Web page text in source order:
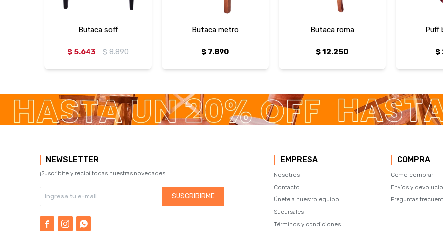
Butaca soff
$ 5.643 $ 8.890
Butaca metro
$ 7.890
Butaca roma
$12.250
Puff
$
EMPRESA
Nosotros
Contacto
Únete a nuestro equipo
Sucursales
Términos y condiciones
COMPRA
Como comprar
Envíos y
Preguntas
NEWSLETTER
¡Suscribite y recibí todas nuestras novedades!
SUSCRIBIRME
  